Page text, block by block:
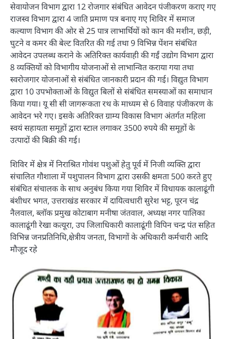
सेवायोजन विभाग द्वारा 12 रोजगार संबंधित आवेदन पंजीकरण कराए गए
राजस्व विभाग द्वारा 4 जाति प्रमाण पत्र बनाए गए शिविर में समाज
कल्याण विभाग की ओर से 25 पात्र लाभार्थियों को कान की मशीन, छड़ी,
घुटने व कमर की बेल्ट वितरित की गई तथा 9 विभिन्न पेंशन संबंधित
आवेदन उपलब्ध कराने के अतिरिक्त कार्यवाही की गईं उद्योग विभाग द्वारा
8 व्यक्तियों को विभागीय योजनाओं से लाभान्वित कराया गया तथा
स्वरोजगार योजनाओं से संबंधित जानकारी प्रदान की गई। विद्युत विभाग
द्वारा 10 उपभोक्ताओं के विद्युत बिलों से संबंधित समस्याओं का समाधान
किया गया। यू सी सी जागरूकता रथ के माध्यम से 6 विवाह पंजीकरण के
आवेदन भरे गए। इसके अतिरिक्त ग्राम्य विकास विभाग अंतर्गत महिला
स्वयं सहायता समूहों द्वारा स्टाल लगाकर 3500 रुपये की समूहों के
उत्पादों की बिक्री की गई।
शिविर में क्षेत्र में निराश्रित गोवंश पशुओं हेतु पूर्व में निजी व्यक्ति द्वारा
संचालित गौशाला में पशुपालन विभाग द्वारा उसकी क्षमता 500 करते हुए
संबंधित संचालक के साथ अनुबंध किया गया शिविर में विधायक कालाढूंगी
बंशीधर भगत, उत्तराखंड सरकार में दायित्वधारी सुरेश भट्ट, पूरन चंद्र
नैलवाल, ब्लॉक प्रमुख कोटाबाग मनीषा जंतवाल, अध्यक्ष नगर पालिका
कालाढूंगी रेखा कत्यूरा, उप जिलाधिकारी कालाढूंगी विपिन चन्द्र पंत सहित
विभिन्न जनप्रतिनिधि,क्षेत्रीय जनता, विभागों के अधिकारी कर्मचारी आदि
मौजूद रहे